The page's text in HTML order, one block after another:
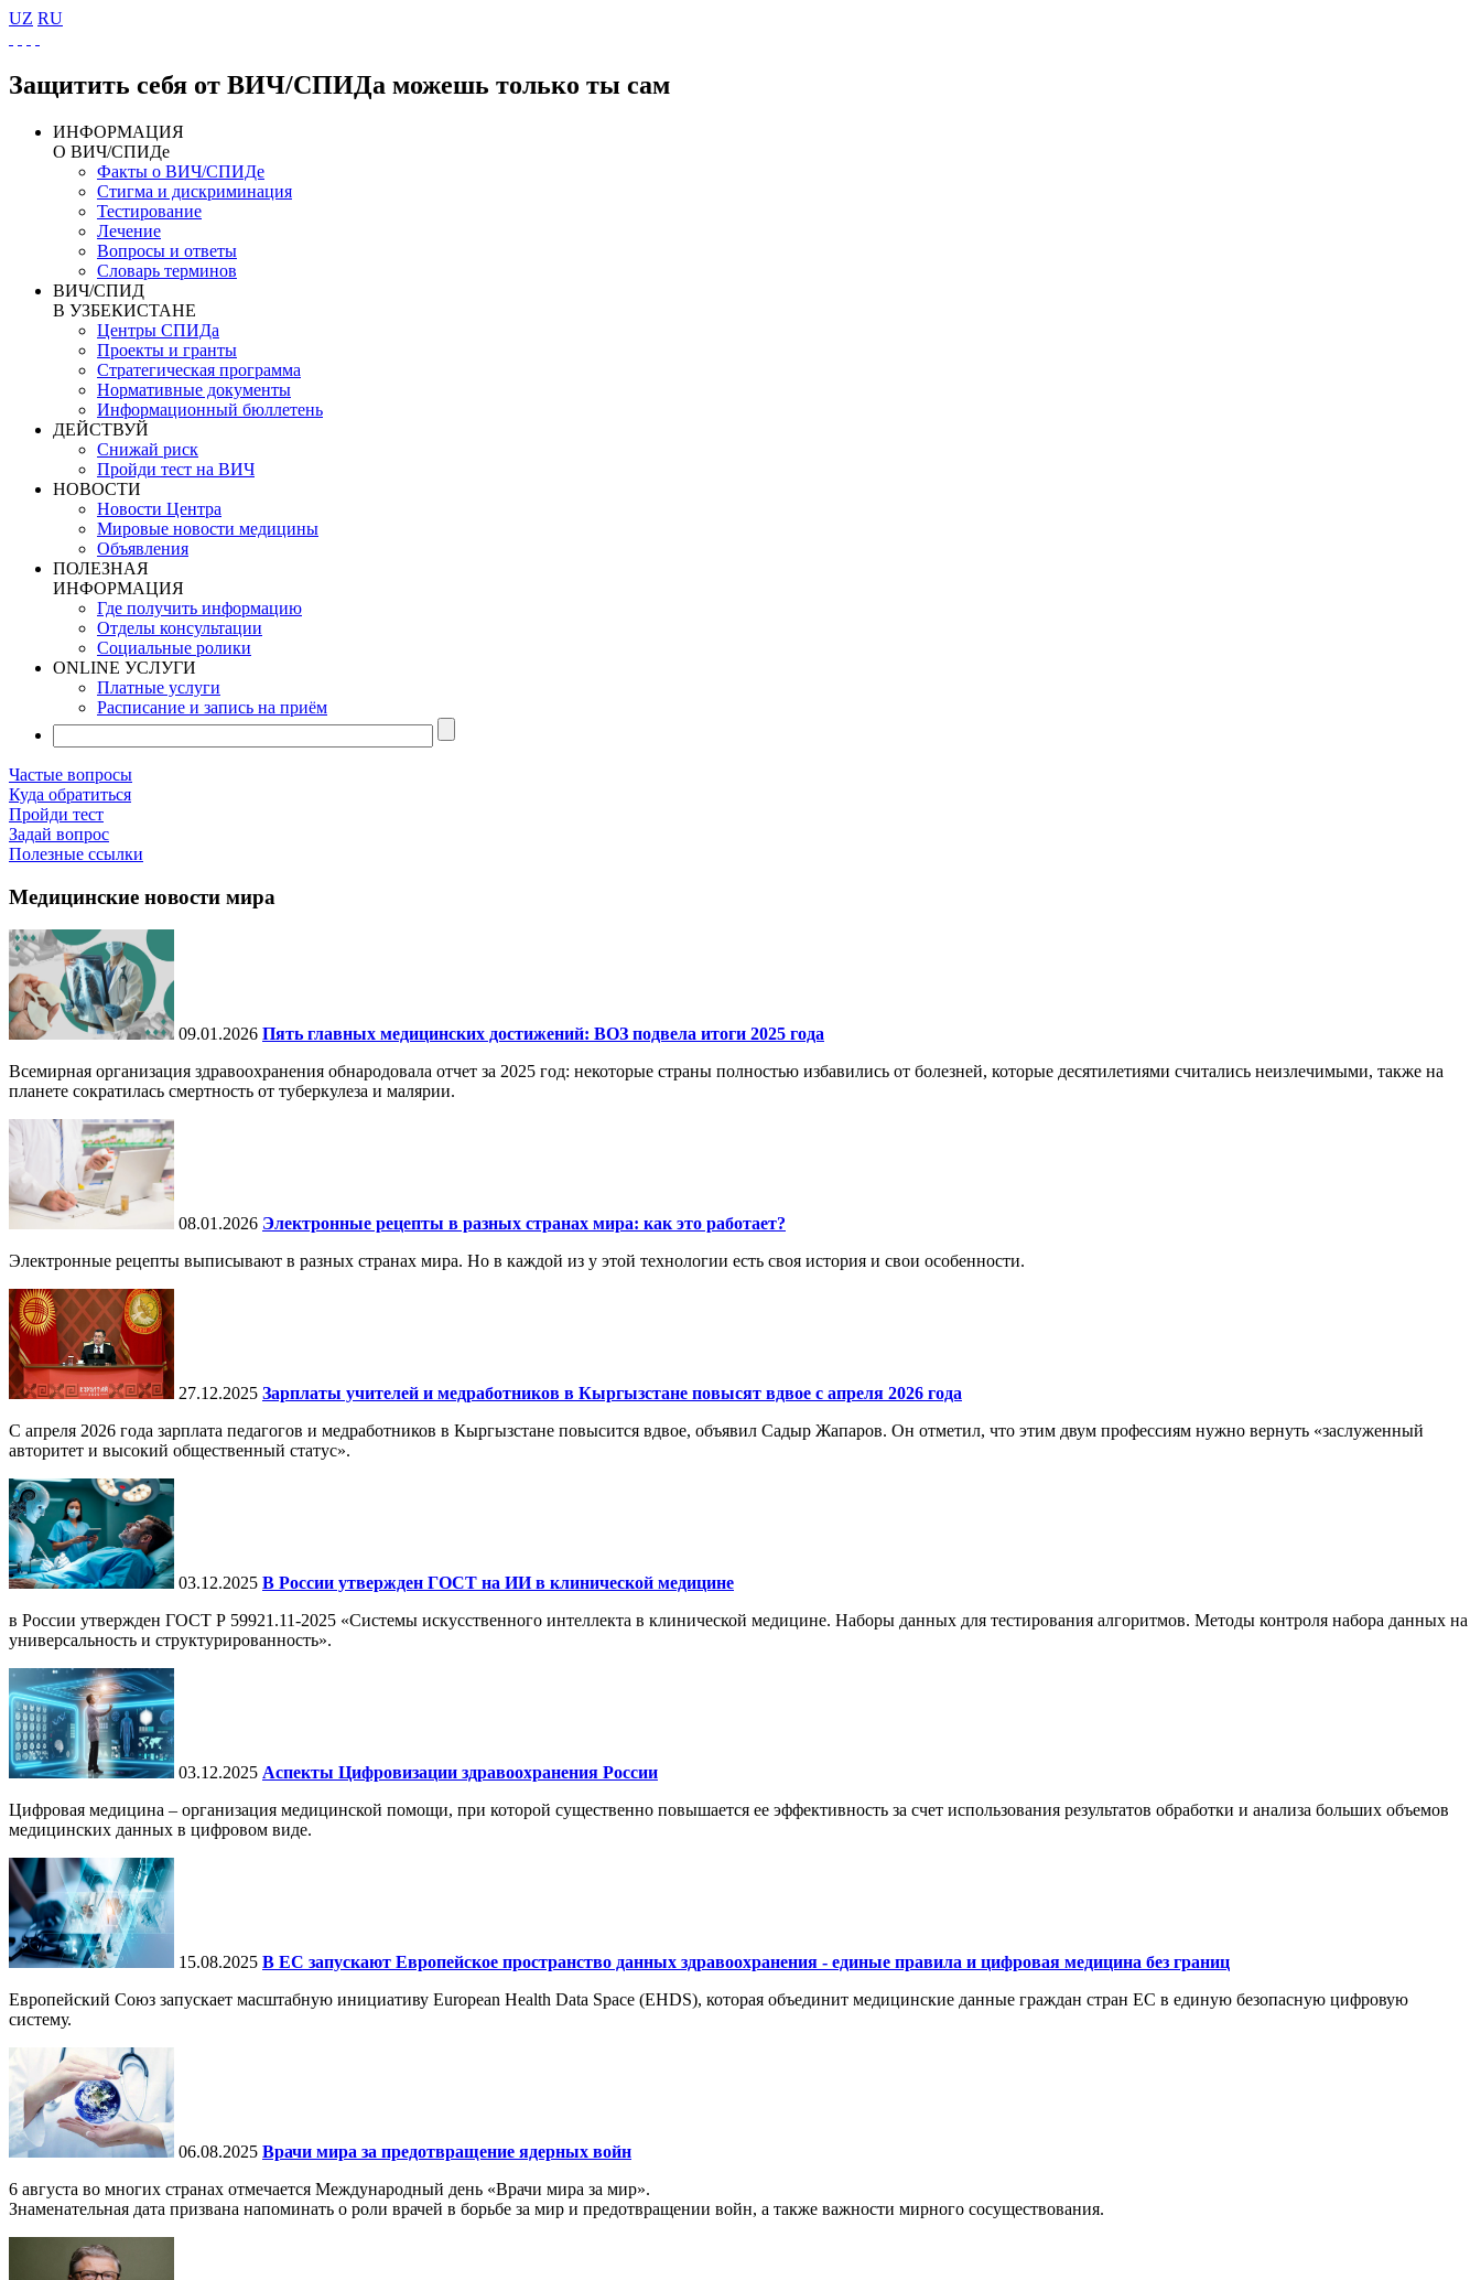
UZ RU
Защитить себя от ВИЧ/СПИДа можешь только ты сам
ИНФОРМАЦИЯ
О ВИЧ/СПИДе
Факты о ВИЧ/СПИДе
Стигма и дискриминация
Тестирование
Лечение
Вопросы и ответы
Словарь терминов
ВИЧ/СПИД
В УЗБЕКИСТАНЕ
Центры СПИДа
Проекты и гранты
Стратегическая программа
Нормативные документы
Информационный бюллетень
ДЕЙСТВУЙ
Снижай риск
Пройди тест на ВИЧ
НОВОСТИ
Новости Центра
Мировые новости медицины
Объявления
ПОЛЕЗНАЯ
ИНФОРМАЦИЯ
Где получить информацию
Отделы консультации
Социальные ролики
ONLINE УСЛУГИ
Платные услуги
Расписание и запись на приём
Частые вопросы
Куда обратиться
Пройди тест
Задай вопрос
Полезные ссылки
Медицинские новости мира
09.01.2026 Пять главных медицинских достижений: ВОЗ подвела итоги 2025 года
Всемирная организация здравоохранения обнародовала отчет за 2025 год: некоторые страны полностью избавились от болезней, которые десятилетиями считались неизлечимыми, также на
планете сократилась смертность от туберкулеза и малярии.
08.01.2026 Электронные рецепты в разных странах мира: как это работает?
Электронные рецепты выписывают в разных странах мира. Но в каждой из у этой технологии есть своя история и свои особенности.
27.12.2025 Зарплаты учителей и медработников в Кыргызстане повысят вдвое с апреля 2026 года
С апреля 2026 года зарплата педагогов и медработников в Кыргызстане повысится вдвое, объявил Садыр Жапаров. Он отметил, что этим двум профессиям нужно вернуть «заслуженный
авторитет и высокий общественный статус».
03.12.2025 В России утвержден ГОСТ на ИИ в клинической медицине
в России утвержден ГОСТ Р 59921.11-2025 «Системы искусственного интеллекта в клинической медицине. Наборы данных для тестирования алгоритмов. Методы контроля набора данных на
универсальность и структурированность».
03.12.2025 Аспекты Цифровизации здравоохранения России
Цифровая медицина – организация медицинской помощи, при которой существенно повышается ее эффективность за счет использования результатов обработки и анализа больших объемов
медицинских данных в цифровом виде.
15.08.2025 В ЕС запускают Европейское пространство данных здравоохранения - единые правила и цифровая медицина без границ
Европейский Союз запускает масштабную инициативу European Health Data Space (EHDS), которая объединит медицинские данные граждан стран ЕС в единую безопасную цифровую
систему.
06.08.2025 Врачи мира за предотвращение ядерных войн
6 августа во многих странах отмечается Международный день «Врачи мира за мир».
Знаменательная дата призвана напоминать о роли врачей в борьбе за мир и предотвращении войн, а также важности мирного сосуществования.